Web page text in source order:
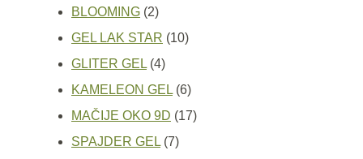
proizvoda
BLOOMING 22
proizvoda
GEL LAK STAR 1010
GLITER GEL 44
proizvoda
KAMELEON GEL 66
proizvoda
MAČIJE OKO 9D 1717
SPAJDER GEL 77